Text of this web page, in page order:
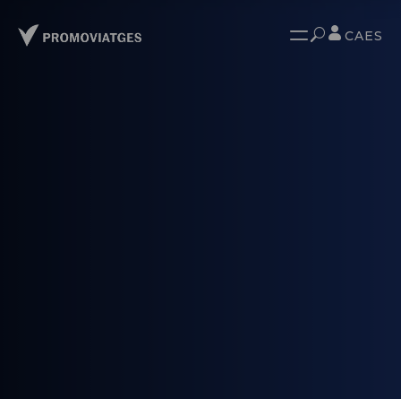
CAES